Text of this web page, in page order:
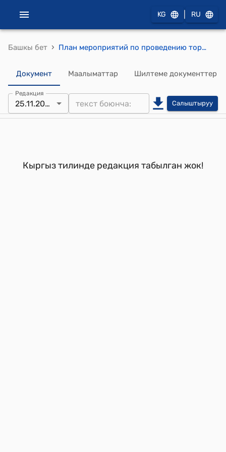
KG RU
Башкы бет › План мероприятий по проведению торжественных мероприятий, посвященных 15-летию со дня образования Чуйской области (утвержден постановлением Правительства КР от 25 ноября 2005 года №539)
Документ Маалыматтар Шилтеме документтер
Редакция
25.11.2005 Салыштыруу
Кыргыз тилинде редакция табылган жок!